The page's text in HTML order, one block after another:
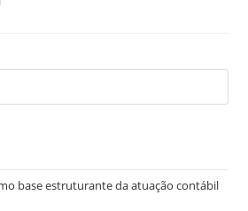
base estruturante da atuação contábil